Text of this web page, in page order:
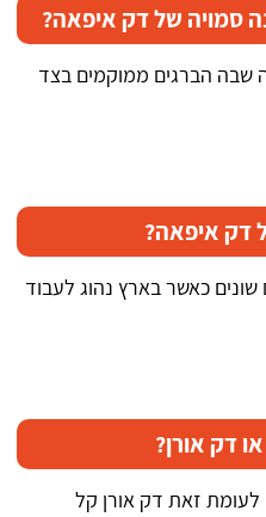
סמויה של דק איפאה?
שבה הברגים ממוקמים בצד
דק איפאה?
יש בסביבות 100 מינים שונים כאשר בארץ נהוג לעבוד
דק אורן?
לעומת זאת דק אורן קל